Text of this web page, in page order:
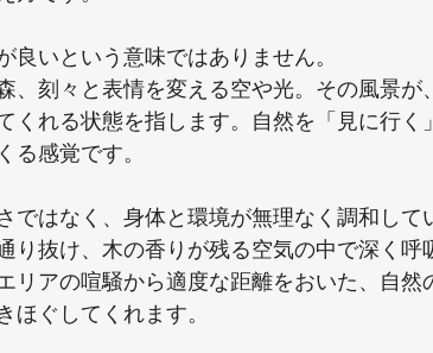
良いという意味ではありません。
、刻々と表情を変える空や光。その風景が
くれる状態を指します。自然を「見に行く
る感覚です。
ではなく、身体と環境が無理なく調和して
り抜け、木の香りが残る空気の中で深く呼
リアの喧騒から適度な距離をおいた、自然
ほぐしてくれます。